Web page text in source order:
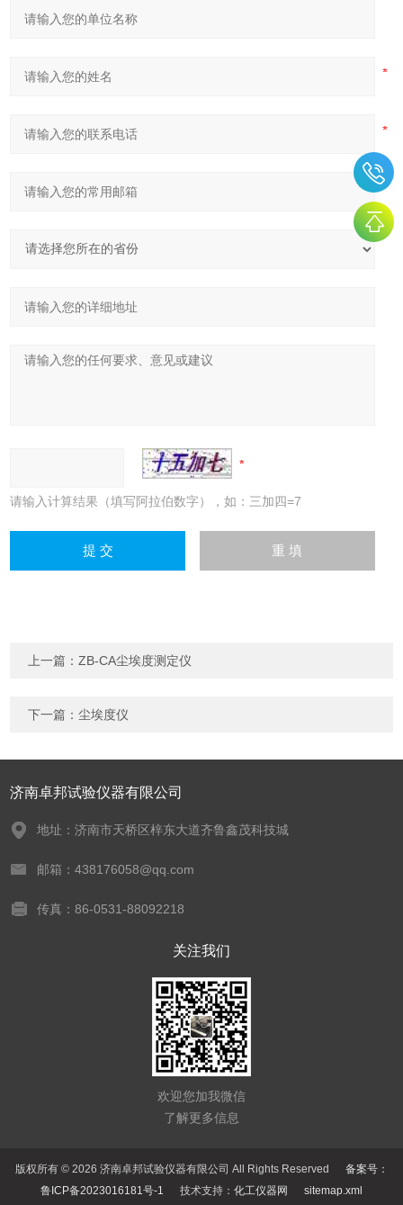
请输入计算结果（填写阿拉伯数字），如：三加四=7
上一篇：ZB-CA尘埃度测定仪
下一篇：尘埃度仪
济南卓邦试验仪器有限公司
地址：济南市天桥区梓东大道齐鲁鑫茂科技城
邮箱：438176058@qq.com
传真：86-0531-88092218
关注我们
欢迎您加我微信
了解更多信息
版权所有 © 2026 济南卓邦试验仪器有限公司 All Rights Reserved 备案号：
鲁ICP备2023016181号-1 技术支持： 化工仪器网 sitemap.xml